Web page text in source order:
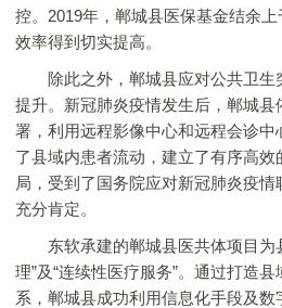
控。2019年，郸城县医保基金结余
效率得到切实提高。
除此之外，郸城县应对公共卫生
提升。新冠肺炎疫情发生后，郸城
署，利用远程影像中心和远程会诊
了县域内患者流动，建立了有序高
局，受到了国务院应对新冠肺炎疫
充分肯定。
东软承建的郸城县医共体项目为
理”及“连续性医疗服务”。通过打造
系，郸城县成功利用信息化手段及